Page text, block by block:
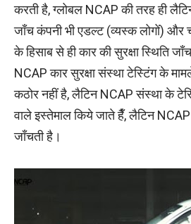
करती है, ग्लोबल NCAP की तरह ही
जाँच कंपनी भी एडल्ट (व्यस्क लोगों) और
के हिसाब से ही कार की सुरक्षा स्थिति
NCAP कार सुरक्षा संस्था टेस्टिंग के
कठोर नहीं है, लैटिन NCAP संस्था के
वाले इस्तेमाल किये जाते हैँ, लैटिन
जाँचती है।